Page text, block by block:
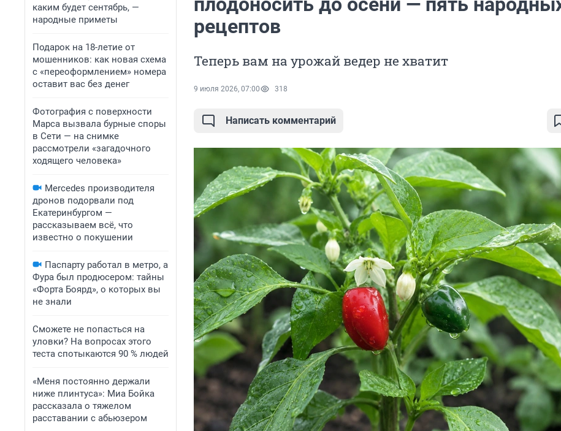
каким будет сентябрь, —
народные приметы
Подарок на 18-летие от
мошенников: как новая схема
с «переоформлением» номера
оставит вас без денег
Фотография с поверхности
Марса вызвала бурные споры
в Сети — на снимке
рассмотрели «загадочного
ходящего человека»
Mercedes производителя
дронов подорвали под
Екатеринбургом —
рассказываем всё, что
известно о покушении
Паспарту работал в метро, а
Фура был продюсером: тайны
«Форта Боярд», о которых вы
не знали
Сможете не попасться на
уловки? На вопросах этого
теста спотыкаются 90 % людей
«Меня постоянно держали
ниже плинтуса»: Миа Бойка
рассказала о тяжелом
расставании с абьюзером
рецептов
Теперь вам на урожай ведер не хватит
9 июля 2026, 07:00 318
Написать комментарий